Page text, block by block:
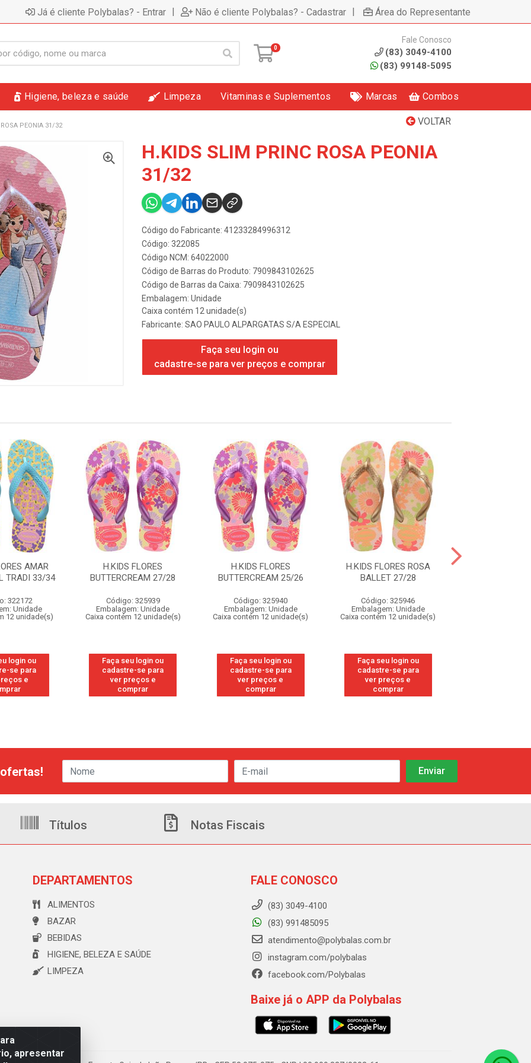
Já é cliente Polybalas? - Entrar | Não é cliente Polybalas? - Cadastrar | Área do Representante
0
Fale Conosco
(83) 3049-4100
(83) 99148-5095
Higiene, beleza e saúde Limpeza Vitaminas e Suplementos Marcas Combos
VOLTAR
PEONIA 31/32
H.KIDS SLIM PRINC ROSA PEONIA
31/32
Código do Fabricante: 41233284996312
Código: 322085
Código NCM: 64022000
Código de Barras do Produto: 7909843102625
Código de Barras da Caixa: 7909843102625
Embalagem: Unidade
Caixa contém 12 unidade(s)
Fabricante: SAO PAULO ALPARGATAS S/A ESPECIAL
Faça seu login ou
cadastre-se para ver preços e comprar
AMAR
TRADI 33/34
322172
Unidade
12 unidade(s)
login ou
se para
e
H.KIDS FLORES
BUTTERCREAM 27/28
Código: 325939
Embalagem: Unidade
Caixa contém 12 unidade(s)
Faça seu login ou
cadastre-se para
ver preços e
comprar
H.KIDS FLORES
BUTTERCREAM 25/26
Código: 325940
Embalagem: Unidade
Caixa contém 12 unidade(s)
Faça seu login ou
cadastre-se para
ver preços e
comprar
H.KIDS FLORES ROSA
BALLET 27/28
Código: 325946
Embalagem: Unidade
Caixa contém 12 unidade(s)
Faça seu login ou
cadastre-se para
ver preços e
comprar
apresentar
Títulos Notas Fiscais
DEPARTAMENTOS
ALIMENTOS
BAZAR
BEBIDAS
HIGIENE, BELEZA E SAÚDE
LIMPEZA
FALE CONOSCO
(83) 3049-4100
(83) 991485095
atendimento@polybalas.com.br
instagram.com/polybalas
facebook.com/Polybalas
Baixe já o APP da Polybalas